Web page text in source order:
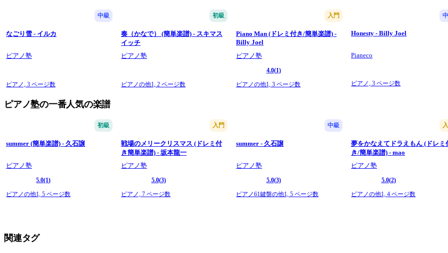
中級
なごり雪 - イルカ
ピアノ塾
ピアノ, 3 ページ数
初級
奏（かなで） (簡単楽譜) - スキマス
イッチ
ピアノ塾
ピアノの他1,2 ページ数
入門
Piano Man (ドレミ付き/簡単楽譜) -
Billy Joel
ピアノ塾
4.0(1)
ピアノの他1,3 ページ数
Honesty - Billy Joel
Pianeco
ピアノ,3 ページ数
ピアノ塾の一番人気の楽譜
初級
summer (簡単楽譜) - 久石譲
ピアノ塾
5.0(1)
ピアノの他1, 5 ページ数
入門
戦場のメリークリスマス (ドレミ付
き簡単楽譜) - 坂本龍一
ピアノ塾
5.0(3)
ピアノ,7 ページ数
中級
summer - 久石譲
ピアノ塾
5.0(3)
ピアノ61鍵盤の他1,5 ページ数
夢をかなえてドラえもん (ドレミ
き/簡単楽譜) - mao
ピアノ塾
5.0(2)
ピアノの他1,4 ページ数
関連タグ